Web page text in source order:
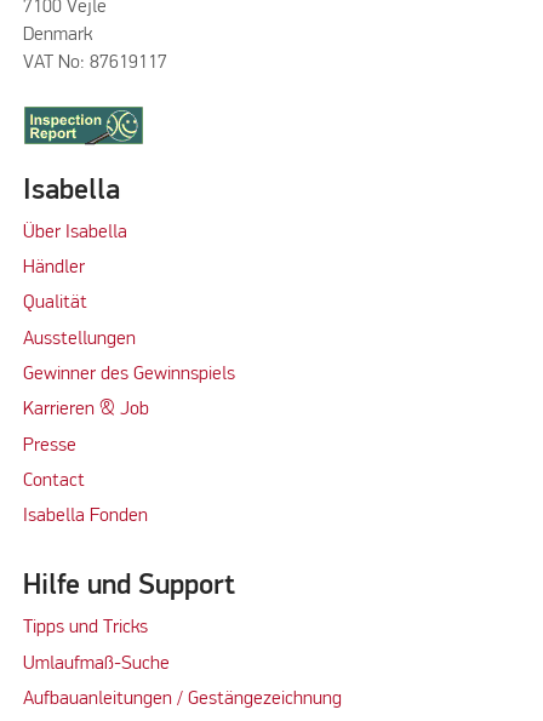
7100 Vejle
Denmark
VAT No: 87619117
Isabella
Über Isabella
Händler
Qualität
Ausstellungen
Gewinner des Gewinnspiels
Karrieren & Job
Presse
Contact
Isabella Fonden
Hilfe und Support
Tipps und Tricks
Umlaufmaß-Suche
Aufbauanleitungen / Gestängezeichnung